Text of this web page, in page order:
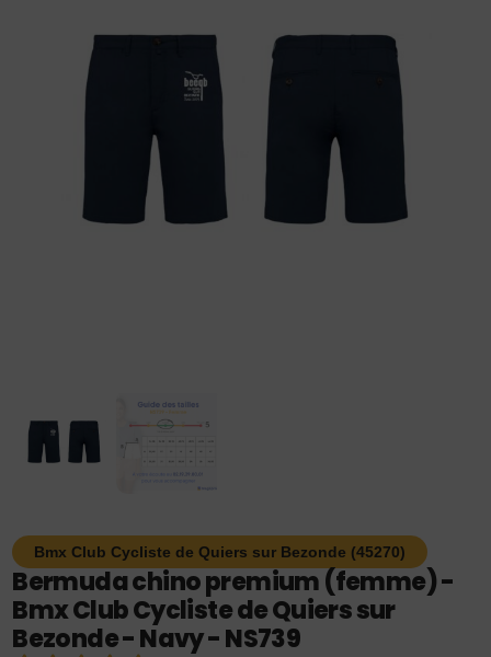
Bmx Club Cycliste de Quiers sur Bezonde (45270)
Bermuda chino premium (femme) -
Bmx Club Cycliste de Quiers sur
Bezonde - Navy - NS739